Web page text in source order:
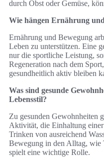
durch Obst oder Gemüse,
Wie hängen Ernährung
Ernährung und Bewegung
Leben zu unterstützen. Eine
nur die sportliche Leistung,
Regeneration nach dem
gesundheitlich aktiv bleiben
Was sind gesunde
Lebensstil?
Zu gesunden Gewohnheiten
Aktivität, die Einhaltung
Trinken von ausreichend
Bewegung in den Alltag, wie
spielt eine wichtige Rolle.